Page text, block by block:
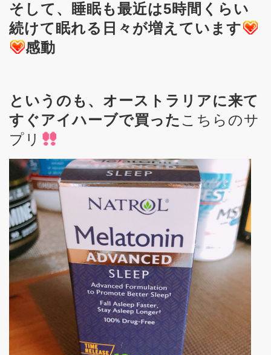
そして、睡眠も最近は5時間くらい
続けて眠れる日々が増えています
感動
というのも、オーストラリアに来て
すぐアイハーブで買った こちらのサ
プリ